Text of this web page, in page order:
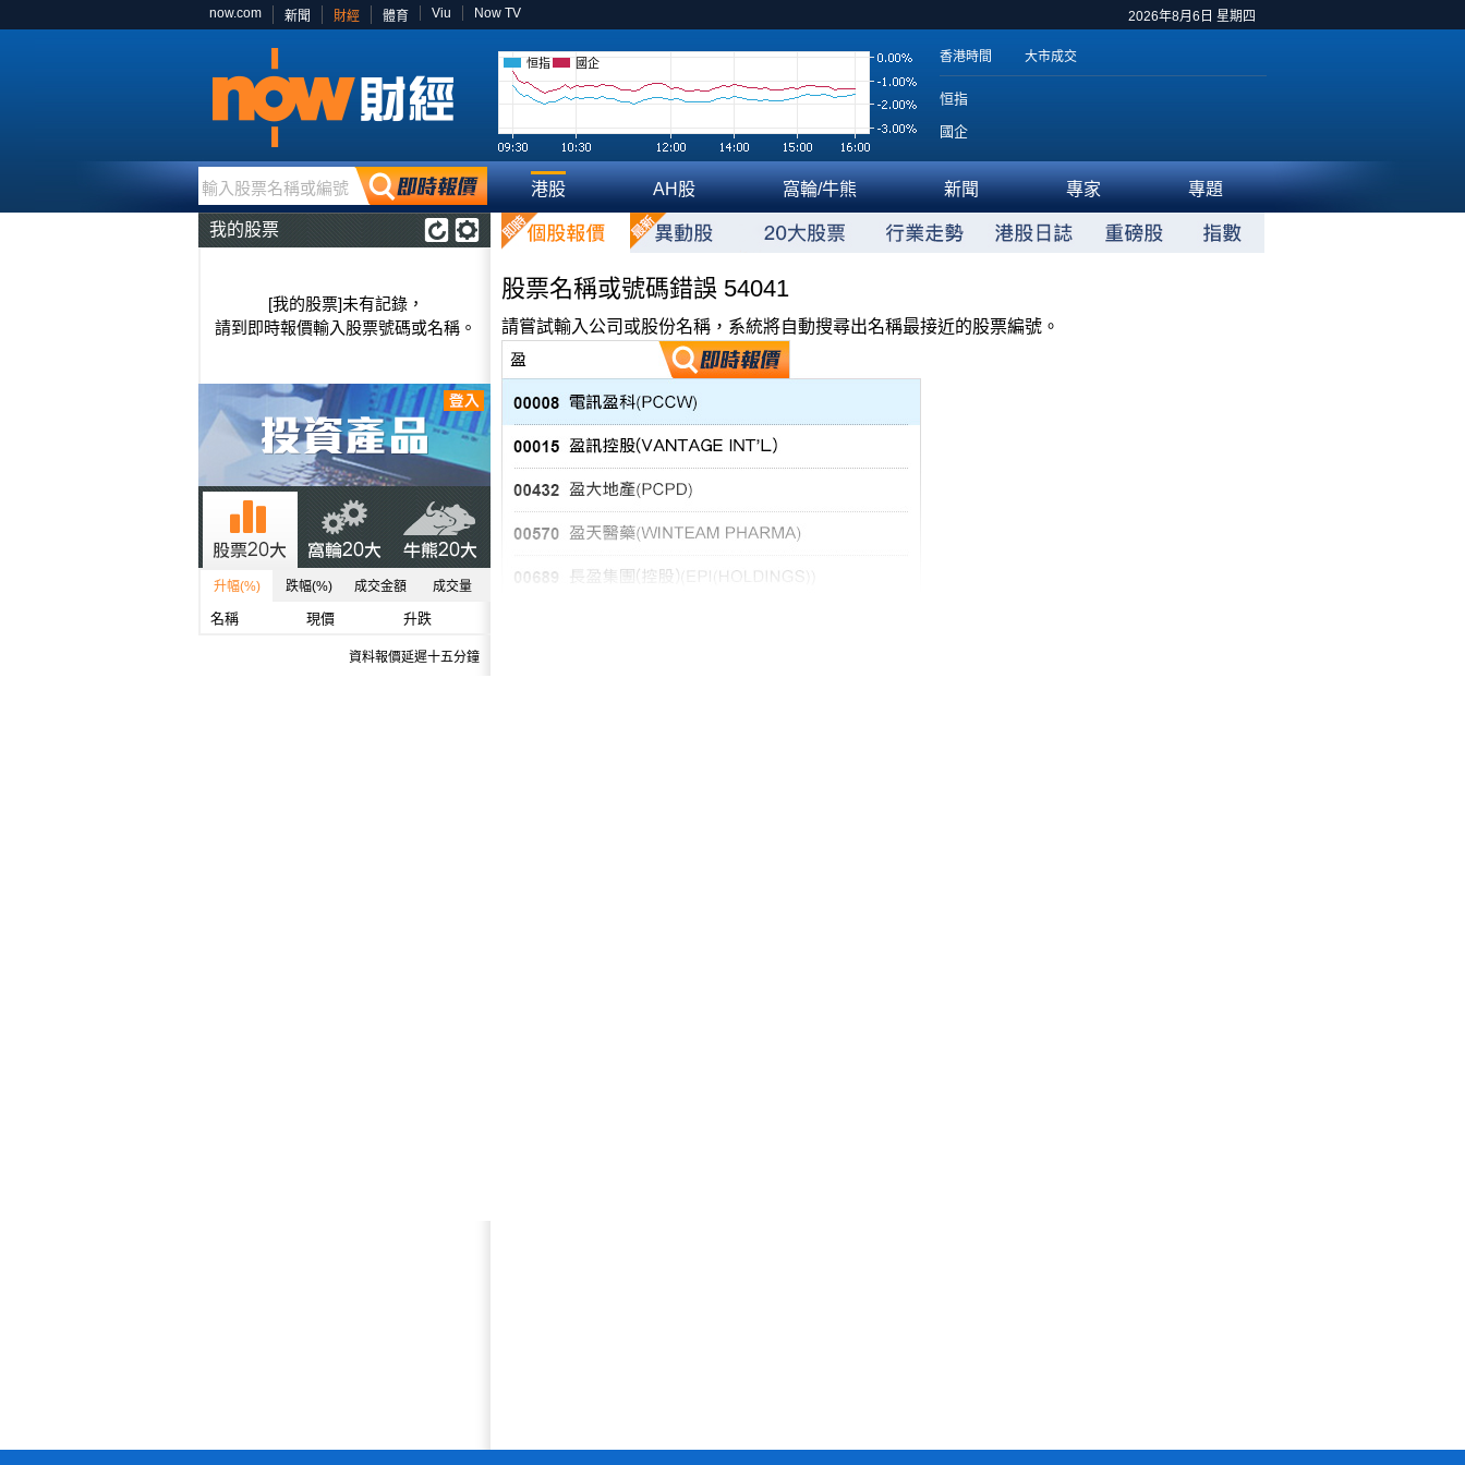
2026年8月6日 星期四
now.com 新聞 財經 體育 Viu Now TV
恒指 國企 香港時間 大市成交
恒指
國企
輸入股票名稱或編號 港股 AH股 窩輪/牛熊 新聞 專家 專題
我的股票
[我的股票]未有記錄，
請到即時報價輸入股票號碼或名稱。
升幅(%) 跌幅(%) 成交金額 成交量
名稱 現價 升跌
資料報價延遲十五分鐘
股票名稱或號碼錯誤 54041
請嘗試輸入公司或股份名稱，系統將自動搜尋出名稱最接近的股票編號。